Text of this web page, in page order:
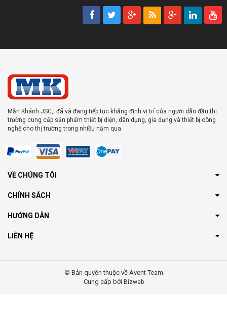
Mẫn Khánh JSC,. đã và đang tiếp tục khẳng định vị trí của người dẫn đầu thị
trường cung cấp sản phẩm thiết bị điện, dân dụng, gia dụng và thiết bị công
nghệ cho thị trường trong nhiều năm qua.
VỀ CHÚNG TÔI
CHÍNH SÁCH
HƯỚNG DẪN
LIÊN HỆ
© Bản quyền thuộc về Avent Team
Cung cấp bởi Bizweb